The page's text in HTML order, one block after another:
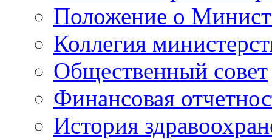
Положение о
Коллегия
Общественный совет
Финансовая
История